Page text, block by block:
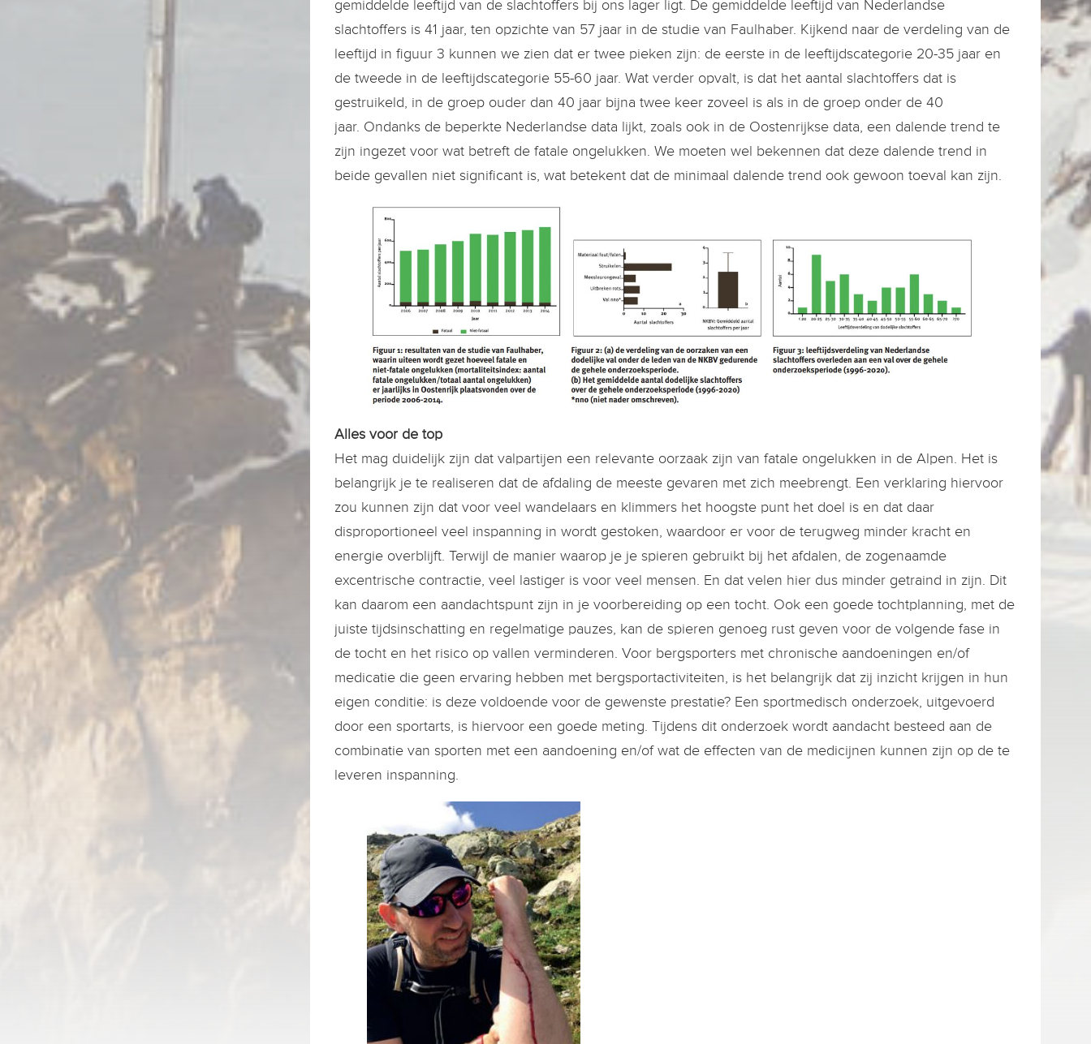
gemiddelde leeftijd van de slachtoffers bij ons lager ligt. De gemiddelde leeftijd van Nederlandse
slachtoffers is 41 jaar, ten opzichte van 57 jaar in de studie van Faulhaber. Kijkend naar de verdeling van de
leeftijd in figuur 3 kunnen we zien dat er twee pieken zijn: de eerste in de leeftijdscategorie 20-35 jaar en
de tweede in de leeftijdscategorie 55-60 jaar. Wat verder opvalt, is dat het aantal slachtoffers dat is
gestruikeld, in de groep ouder dan 40 jaar bijna twee keer zoveel is als in de groep onder de 40
jaar. Ondanks de beperkte Nederlandse data lijkt, zoals ook in de Oostenrijkse data, een dalende trend te
zijn ingezet voor wat betreft de fatale ongelukken. We moeten wel bekennen dat deze dalende trend in
beide gevallen niet significant is, wat betekent dat de minimaal dalende trend ook gewoon toeval kan zijn.
Alles voor de top
Het mag duidelijk zijn dat valpartijen een relevante oorzaak zijn van fatale ongelukken in de Alpen. Het is
belangrijk je te realiseren dat de afdaling de meeste gevaren met zich meebrengt. Een verklaring hiervoor
zou kunnen zijn dat voor veel wandelaars en klimmers het hoogste punt het doel is en dat daar
disproportioneel veel inspanning in wordt gestoken, waardoor er voor de terugweg minder kracht en
energie overblijft. Terwijl de manier waarop je je spieren gebruikt bij het afdalen, de zogenaamde
excentrische contractie, veel lastiger is voor veel mensen. En dat velen hier dus minder getraind in zijn. Dit
kan daarom een aandachtspunt zijn in je voorbereiding op een tocht. Ook een goede tochtplanning, met de
juiste tijdsinschatting en regelmatige pauzes, kan de spieren genoeg rust geven voor de volgende fase in
de tocht en het risico op vallen verminderen. Voor bergsporters met chronische aandoeningen en/of
medicatie die geen ervaring hebben met bergsportactiviteiten, is het belangrijk dat zij inzicht krijgen in hun
eigen conditie: is deze voldoende voor de gewenste prestatie? Een sportmedisch onderzoek, uitgevoerd
door een sportarts, is hiervoor een goede meting. Tijdens dit onderzoek wordt aandacht besteed aan de
combinatie van sporten met een aandoening en/of wat de effecten van de medicijnen kunnen zijn op de te
leveren inspanning.